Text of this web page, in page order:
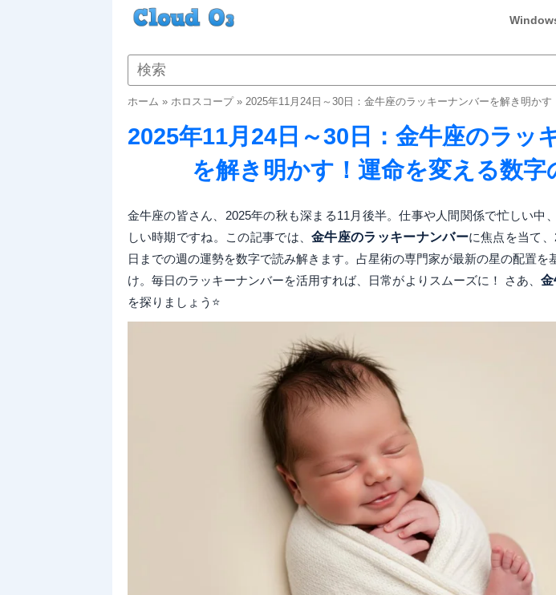
ホーム » ホロスコープ» 2025年11月24日～30日：金牛座のラッキーナンバーを解き明か
2025年11月24日～30日：金牛座のラッ
を解き明かす！運命を変える数字
金牛座の皆さん、2025年の秋も深まる11月後半。仕事や人間関係で忙しい中
しい時期ですね。この記事では、金牛座のラッキーナンバーに焦点を当て
日までの週の運勢を数字で読み解きます。占星術の専門家が最新の星の配置を
け。毎日のラッキーナンバーを活用すれば、日常がよりスムーズに！ さあ、金
を探りましょう⭐